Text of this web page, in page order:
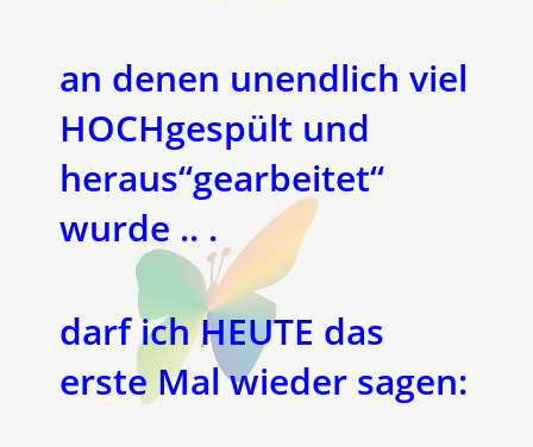
an denen unendlich viel
HOCHgespült und
heraus“gearbeitet“
wurde .. .
darf ich HEUTE das
erste Mal wieder sagen: